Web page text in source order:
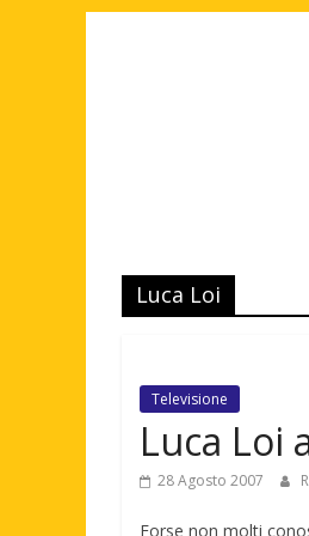
Cinema,
Motori,
news
maschile
Luca Loi
Televisione
Luca Loi
28 Agosto 2007
Forse non molti